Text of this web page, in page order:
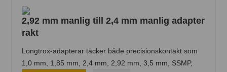
2,92 mm manlig till 2,4 mm manlig adapter
rakt
Longtrox-adapterar täcker både precisionskontakt som
1,0 mm, 1,85 mm, 2,4 mm, 2,92 mm, 3,5 mm, SSMP,